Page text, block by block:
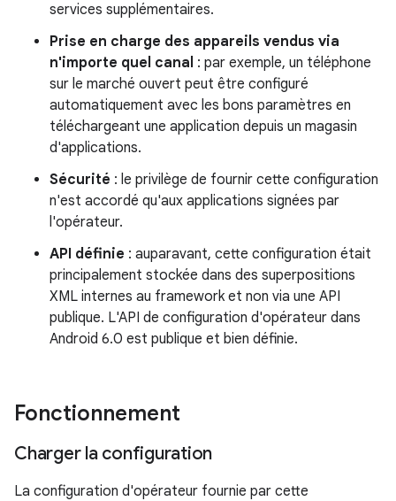
services supplémentaires.
Prise en charge des appareils vendus via
n'importe quel canal : par exemple, un téléphone
sur le marché ouvert peut être configuré
automatiquement avec les bons paramètres en
téléchargeant une application depuis un magasin
d'applications.
Sécurité : le privilège de fournir cette configuration
n'est accordé qu'aux applications signées par
l'opérateur.
API définie : auparavant, cette configuration était
principalement stockée dans des superpositions
XML internes au framework et non via une API
publique. L'API de configuration d'opérateur dans
Android 6.0 est publique et bien définie.
Fonctionnement
Charger la configuration
La configuration d'opérateur fournie par cette